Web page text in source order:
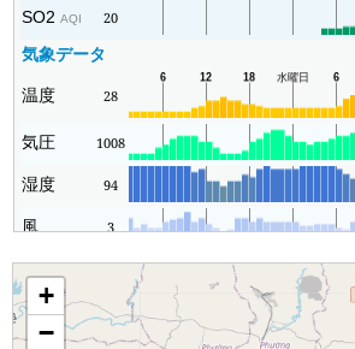
SO2AQI 20
気象データ
温度 28
気圧 1008
湿度 94
風 3
+
−